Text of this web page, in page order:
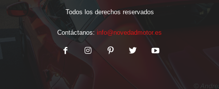
Todos los derechos reservados
Contáctanos: info@novedadmotor.es